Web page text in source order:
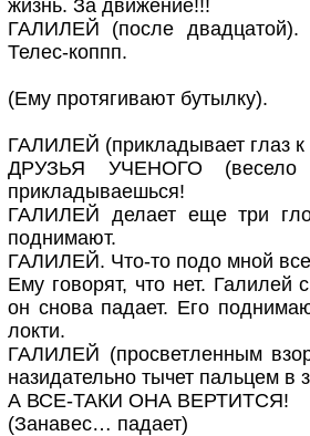
жизнь. За движение!!!
ГАЛИЛЕЙ (после
Телес-коппп.
(Ему протягивают бутылку).
ГАЛИЛЕЙ (прикладывает глаз
ДРУЗЬЯ УЧЕНОГО
прикладываешься!
ГАЛИЛЕЙ делает еще три
поднимают.
ГАЛИЛЕЙ. Что-то подо мной
Ему говорят, что нет. Галилей
он снова падает. Его
локти.
ГАЛИЛЕЙ (просветленным
назидательно тычет пальцем в
А ВСЕ-ТАКИ ОНА ВЕРТИТСЯ!
(Занавес… падает)